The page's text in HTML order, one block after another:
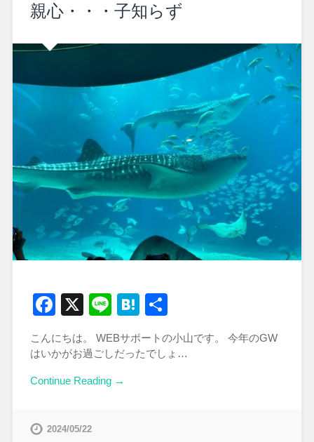
親心・・・子知らず
Facebook
X LineHatena
有
こんにちは。 WEBサポートの小山です。 今年のGW
はいかがお過ごしだったでしょ…
Continue Reading →
2024/05/22